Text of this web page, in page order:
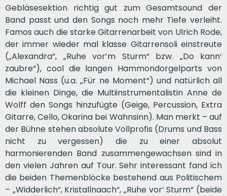
Gebläsesektion richtig gut zum Gesamtsound der
Band passt und den Songs noch mehr Tiefe verleiht.
Famos auch die starke Gitarrenarbeit von Ulrich Rode,
der immer wieder mal klasse Gitarrensoli einstreute
(„Alexandra“, „Ruhe vor’m Sturm“ bzw. „Do kann‘
zaubre“), cool die langen Hammondorgelparts von
Michael Nass (u.a. „Für ne Moment“) und natürlich all
die kleinen Dinge, die Multiinstrumentalistin Anne de
Wolff den Songs hinzufügte (Geige, Percussion, Extra
Gitarre, Cello, Okarina bei Wahnsinn). Man merkt – auf
der Bühne stehen absolute Vollprofis (Drums und Bass
nicht zu vergessen) die zu einer absolut
harmonierenden Band zusammengewachsen sind in
den vielen Jahren auf Tour. Sehr interessant fand ich
die beiden Themenblöcke bestehend aus Politischem
– „Widderlich“, Kristallnaach“, „Ruhe vor‘ Sturm“ (beide